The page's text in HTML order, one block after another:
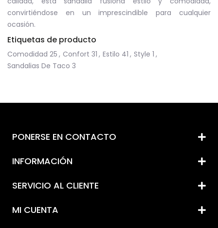
convirtiéndose en un imprescindible para cualquier
ocasión.
Etiquetas de producto
Comodidad 25 , Confort 31 , Estilo 41 , Style 1 ,
Sandalias De Taco 3
PONERSE EN CONTACTO
INFORMACIÓN
SERVICIO AL CLIENTE
MI CUENTA